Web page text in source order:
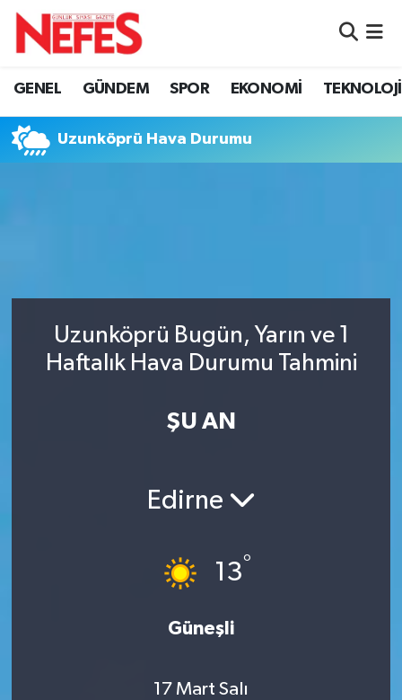
GENEL GÜNDEM SPOR EKONOMİ TEKNOLOJİ
Uzunköprü Hava Durumu
Uzunköprü Bugün, Yarın ve 1
Haftalık Hava Durumu Tahmini
ŞU AN
Edirne
13°
Güneşli
17 Mart Salı
Hava Durumu
Namaz Vakitleri
Tüm Manşetler
Son Dakika Haberleri